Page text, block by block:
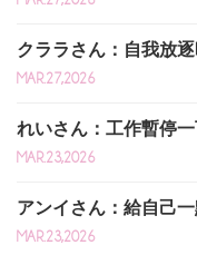
クララさん：自我放逐
MAR.27,2026
れいさん：工作暫停
MAR.23,2026
アンイさん：給自己
MAR.23,2026